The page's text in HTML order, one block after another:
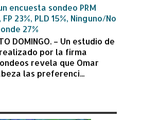
encuesta sondeo PRM
FP 23%, PLD 15%, Ninguno/No
27%
DOMINGO. – Un estudio de
por la firma
revela que Omar
las preferenci...